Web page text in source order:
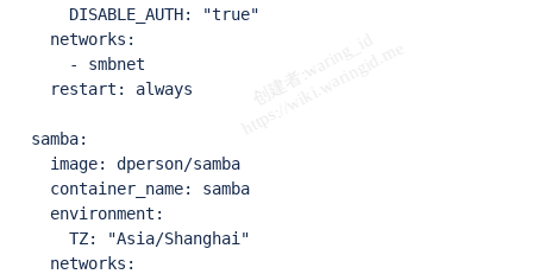
      DISABLE_AUTH: "true"
    networks:
      - smbnet
    restart: always
  samba:
    image: dperson/samba
    container_name: samba
    environment:
      TZ: "Asia/Shanghai"
    networks: